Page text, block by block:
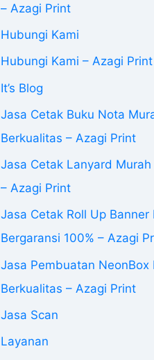
– Azagi Print
Hubungi Kami
Hubungi Kami – Azagi Print
It’s Blog
Jasa Cetak Buku Nota
Berkualitas – Azagi Print
Jasa Cetak Lanyard
– Azagi Print
Jasa Cetak Roll Up Banner
Bergaransi 100% – Azagi
Jasa Pembuatan NeonBox
Berkualitas – Azagi Print
Jasa Scan
Layanan